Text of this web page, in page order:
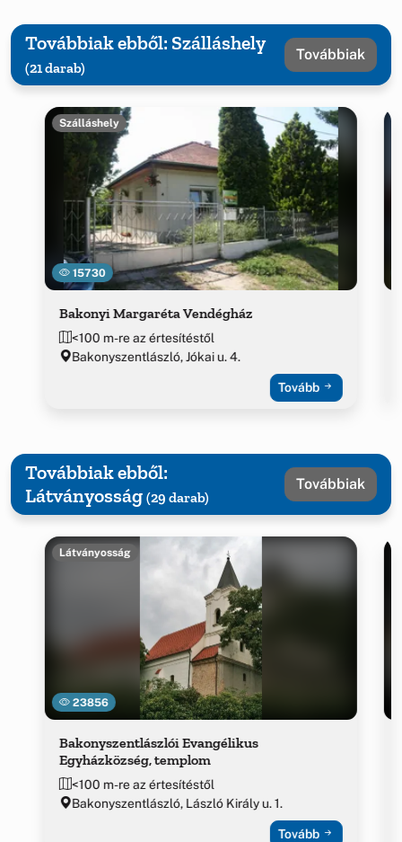
Továbbiak ebből: Szálláshely
(21 darab)
Továbbiak
15730
Szálláshely
Bakonyi Margaréta Vendégház
<100 m-re az értesítéstől
Bakonyszentlászló, Jókai u. 4.
Tovább
Továbbiak ebből:
Látványosság (29 darab)
Továbbiak
23856
Látványosság
Bakonyszentlászlói Evangélikus
Egyházközség, templom
<100 m-re az értesítéstől
Bakonyszentlászló, László Király u. 1.
Tovább